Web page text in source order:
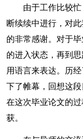
由于工作比较
断续续中进行，对
的非常感谢。对于
的进入状态，再到
用语言来表达。历
下了帷幕，回想这
在这次毕业论文的
获。